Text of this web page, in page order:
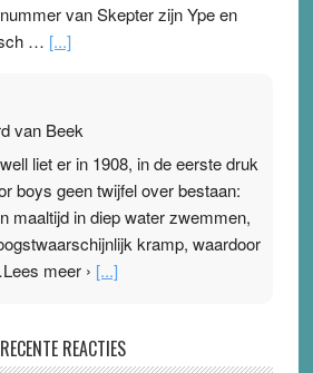
van Skepter zijn Ype en
… [...]
van Beek
liet er in 1908, in de eerste druk
boys geen twijfel over bestaan:
maaltijd in diep water zwemmen,
kramp, waardoor
meer › [...]
van Beek
RECENTE REACTIES